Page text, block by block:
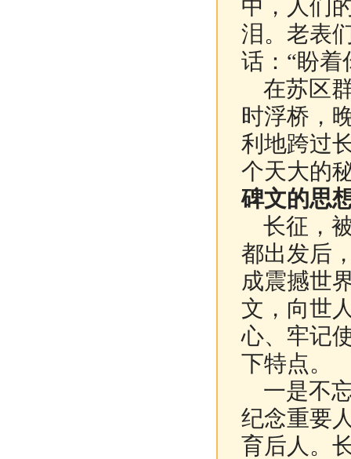
中，人们
泪。老表
话：“盼着
在苏区
时浮桥，
利地跨过
个天大的
碑文的思
长征，
都出发后
成震撼世
文，向世
心、牢记
下特点。
一是不
纪念重要
育后人。